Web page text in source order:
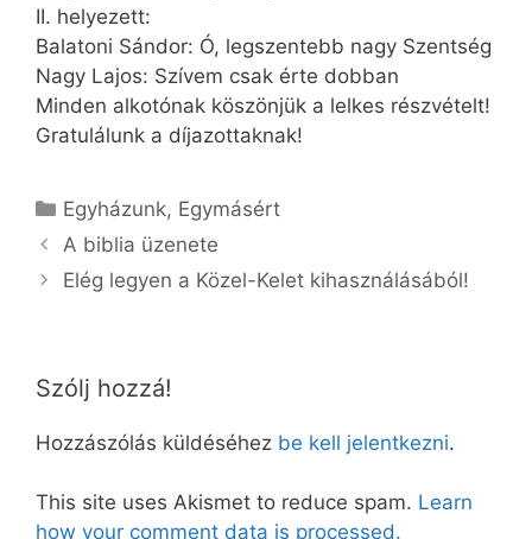
II. helyezett:
Balatoni Sándor: Ó, legszentebb nagy Szentség
Nagy Lajos: Szívem csak érte dobban
Minden alkotónak köszönjük a lelkes részvételt!
Gratulálunk a díjazottaknak!
Kategória
Egyházunk, Egymásért
A biblia üzenete
Elég legyen a Közel-Kelet kihasználásából!
Szólj hozzá!
Hozzászólás küldéséhez be kell jelentkezni.
This site uses Akismet to reduce spam. Learn
how your comment data is processed.